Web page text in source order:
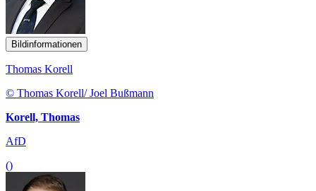
Bildinformationen
Thomas Korell
© Thomas Korell/ Joel Bußmann
Korell, Thomas
AfD
()